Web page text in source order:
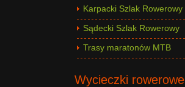
Karpacki Szlak Rowerowy
Sądecki Szlak Rowerowy
Trasy maratonów MTB
Wycieczki rowerowe